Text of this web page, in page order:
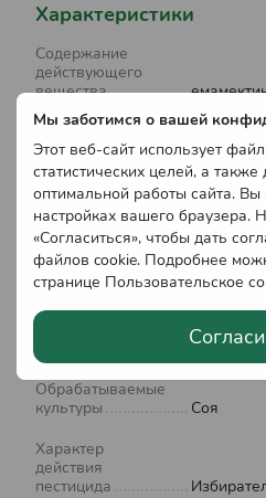
Мы заботимся о вашей
Этот веб-сайт использует
статистических целей, а
оптимальной работы сайта.
настройках вашего браузера.
«Согласиться», чтобы дать
файлов cookie. Подробнее
странице Пользовательское
Характеристики
Содержание
действующего
вещества
Химический
состав
Объем
0.03 л
Вредный объект
Тля,
Вредная
Украина
Обрабатываемые
культуры
Соя
Характер
действия
пестицида